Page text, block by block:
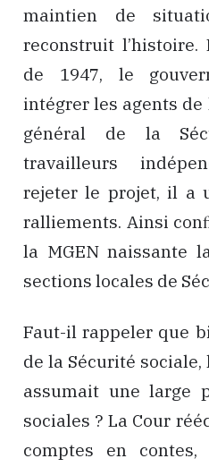
maintien de
reconstruit
de 1947, le
intégrer les agents de
général de la
travailleurs
rejeter le projet, il a
ralliements. Ainsi
la MGEN naissante
sections locales de
Faut-il rappeler que
de la Sécurité
assumait une large
sociales ? La Cour
comptes en